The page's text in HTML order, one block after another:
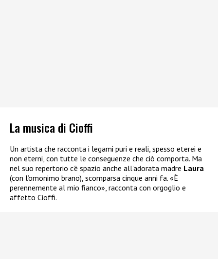
La musica di Cioffi
Un artista che racconta i legami puri e reali, spesso eterei e
non eterni, con tutte le conseguenze che ciò comporta. Ma
nel suo repertorio c’è spazio anche all’adorata madre Laura
(con l’omonimo brano), scomparsa cinque anni fa. «È
perennemente al mio fianco», racconta con orgoglio e
affetto Cioffi.